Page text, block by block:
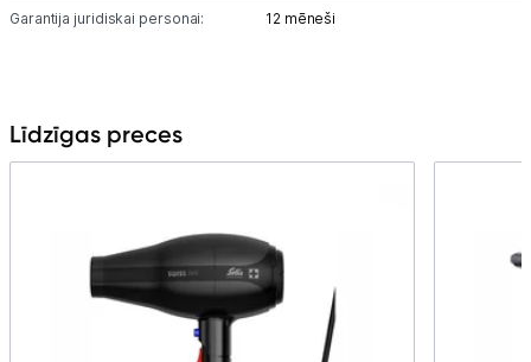
Garantija juridiskai personai: 12 mēneši
Līdzīgas preces